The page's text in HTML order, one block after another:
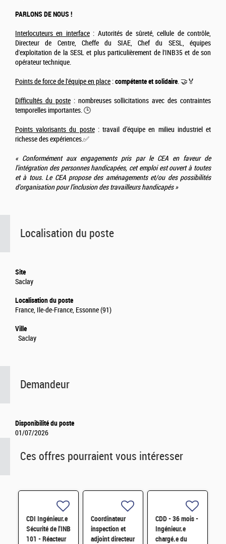
PARLONS DE NOUS !
Interlocuteurs en interface: Autorités de sûreté, cellule de contrôle,
Directeur de Centre, Cheffe du SIAE, Chef du SESL, équipes
d'exploitation de la SESL et plus particulièrement de l'INB35 et de son
opérateur technique.
Points de force de l'équipe en place :compétente et solidaire. 🤝🏅
Difficultés du poste: nombreuses sollicitations avec des contraintes
temporelles importantes. 🕒
Points valorisants du poste: travail d’équipe en milieu industriel et
richesse des expériences.✅
« Conformément aux engagements pris par le CEA en faveur de
l'intégration des personnes handicapées, cet emploi est ouvert à toutes
et à tous. Le CEA propose des aménagements et/ou des possibilités
d'organisation pour l’inclusion des travailleurs handicapés »
Localisation du poste
Site
Saclay
Localisation du poste
France, Ile-de-France, Essonne (91)
Ville
Saclay
Demandeur
Disponibilité du poste
01/07/2026
Ces offres pourraient vous intéresser
CDI Ingénieur.e
Sécurité de l'INB
101 - Réacteur
Coordinateur
inspection et
adjoint directeur
CDD - 36 mois -
Ingénieur.e
chargé.e du